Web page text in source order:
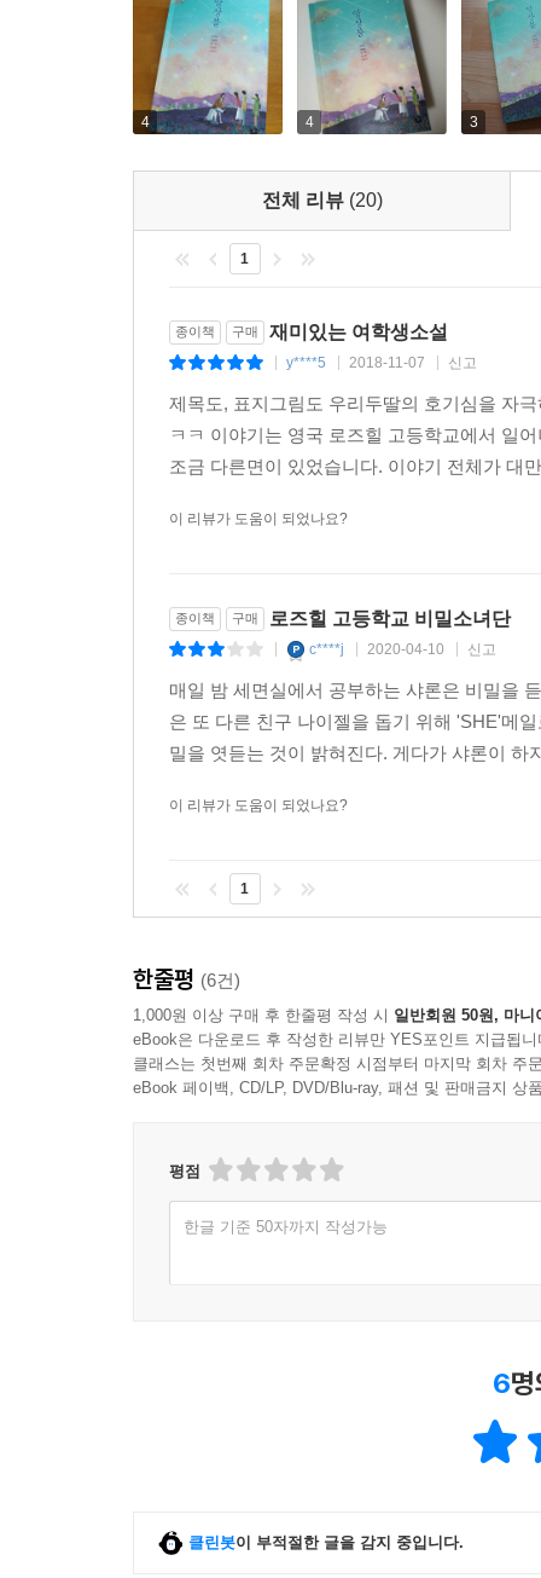
4 4 3
전체 리뷰 (20)
1
종이책 구매 재미있는 여학생소설
y****5 2018-11-07 신고
제목도, 표지그림도 우리두딸의 호기심을 자
ㅋㅋ 이야기는 영국 로즈힐 고등학교에서 일
조금 다른면이 있었습니다. 이야기 전체가 대
이 리뷰가 도움이 되었나요?
종이책 구매 로즈힐 고등학교 비밀소녀단
c****j 2020-04-10 신고
매일 밤 세면실에서 공부하는 샤론은 비밀을
은 또 다른 친구 나이젤을 돕기 위해 'SHE'메
밀을 엿듣는 것이 밝혀진다. 게다가 샤론이
이 리뷰가 도움이 되었나요?
1
한줄평 (6건)
1,000원 이상 구매 후 한줄평 작성 시 일반회원 50원, 마니
eBook은 다운로드 후 작성한 리뷰만 YES포인트 지급됩니
클래스는 첫번째 회차 주문확정 시점부터 마지막 회차 주
eBook 페이백, CD/LP, DVD/Blu-ray, 패션 및 판매금지 상
평점
한글 기준 50자까지 작성가능
6
클린봇이 부적절한 글을 감지 중입니다.